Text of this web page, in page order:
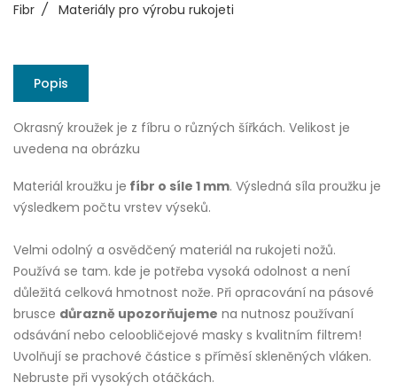
Fibr / Materiály pro výrobu rukojeti
Popis
Okrasný kroužek je z fíbru o různých šířkách. Velikost je
uvedena na obrázku
Materiál kroužku je fíbr o síle 1 mm. Výsledná síla proužku je
výsledkem počtu vrstev výseků.
Velmi odolný a osvědčený materiál na rukojeti nožů.
Používá se tam. kde je potřeba vysoká odolnost a není
důležitá celková hmotnost nože. Při opracování na pásové
brusce důrazně upozorňujeme na nutnosz používaní
odsávání nebo celoobličejové masky s kvalitním filtrem!
Uvolňují se prachové částice s příměsí skleněných vláken.
Nebruste při vysokých otáčkách.